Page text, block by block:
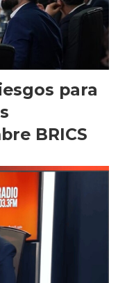
para
BRICS